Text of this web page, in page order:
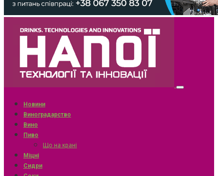
Новини
Виноградарство
Вино
Пиво
Що на крані
Міцні
Сидри